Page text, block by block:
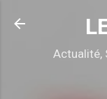
Actualité,